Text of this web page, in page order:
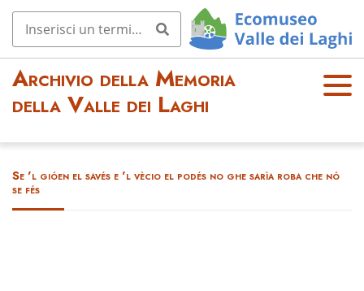
Archivio della Memoria
della Valle dei Laghi
OPE
Se 'l gióen el savés e 'l vècio el podés no ghe sarìa roba che nó
se fés